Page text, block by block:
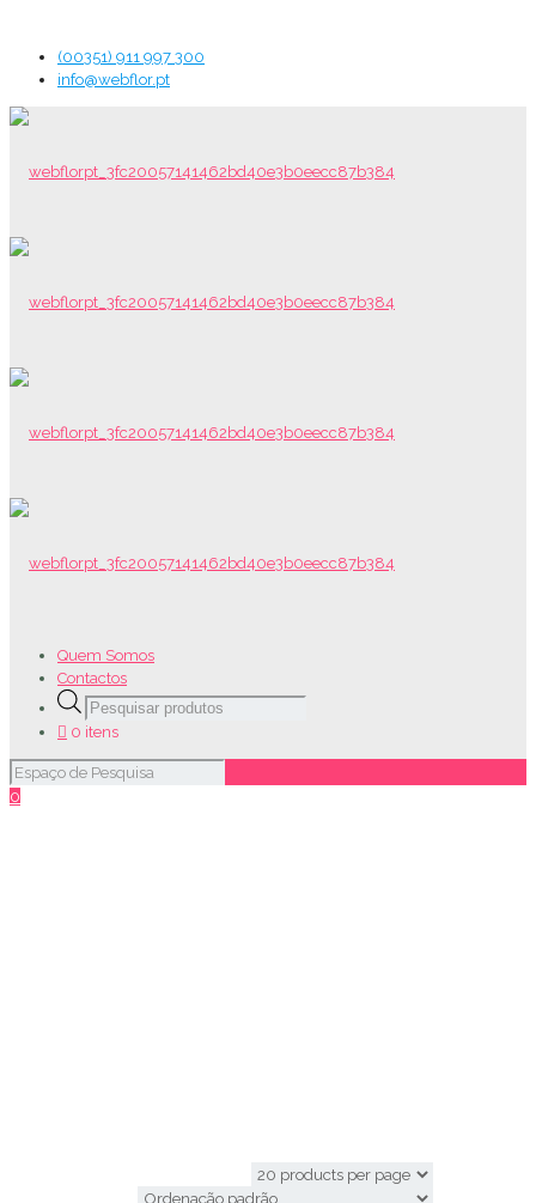
(00351) 911 997 300
info@webflor.pt
Quem Somos
Contactos
Products
search
0 itens
0